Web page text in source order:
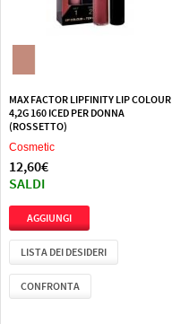
MAX FACTOR LIPFINITY LIP COLOUR
4,2G 160 ICED PER DONNA
(ROSSETTO)
Cosmetic
12,60€
SALDI
LISTA DEI DESIDERI
CONFRONTA